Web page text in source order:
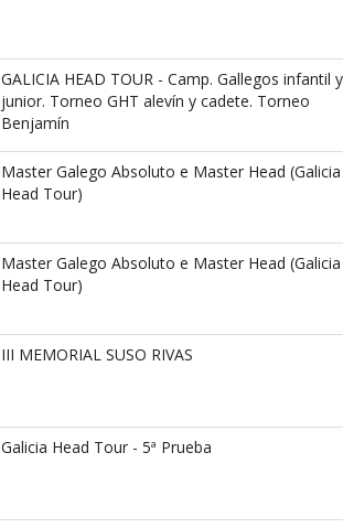
GALICIA HEAD TOUR - Camp. Gallegos infantil y
junior. Torneo GHT alevín y cadete. Torneo
Benjamín
Master Galego Absoluto e Master Head (Galicia
Head Tour)
Master Galego Absoluto e Master Head (Galicia
Head Tour)
III MEMORIAL SUSO RIVAS
Galicia Head Tour - 5ª Prueba